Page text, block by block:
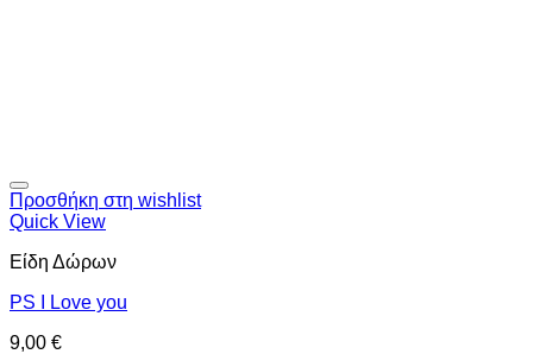
Προσθήκη στη wishlist
Quick View
Είδη Δώρων
PS I Love you
9,00 €